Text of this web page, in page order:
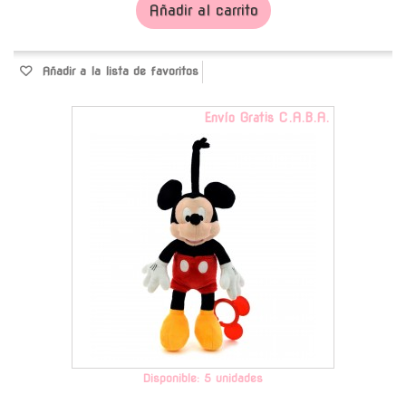
Añadir al carrito
Añadir a la lista de favoritos
Envío Gratis C.A.B.A.
Disponible: 5 unidades